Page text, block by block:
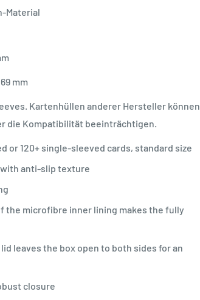
Material
mm
Kartenhüllen anderer Hersteller können
die Kompatibilität beeinträchtigen.
or 120+ single-sleeved cards, standard size
anti-slip texture
the microfibre inner lining makes the fully
leaves the box open to both sides for an
closure